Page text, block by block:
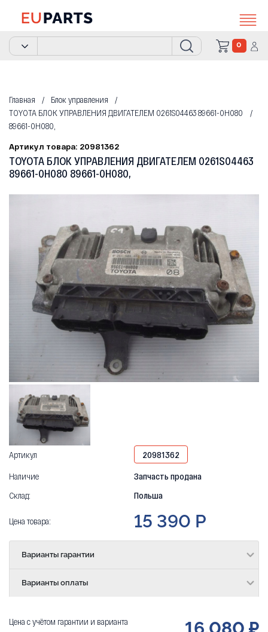
0
Главная
Блок управления
TOYOTA БЛОК УПРАВЛЕНИЯ ДВИГАТЕЛЕМ 0261S04463 89661-0H080
89661-0H080,
Артикул товара: 20981362
TOYOTA БЛОК УПРАВЛЕНИЯ ДВИГАТЕЛЕМ 0261S04463
89661-0H080 89661-0H080,
Артикул
20981362
Наличие
Запчасть продана
Склад:
Польша
Цена товара: 15 390 Р
Варианты гарантии
Варианты оплаты
Цена с учётом гарантии и варианта
16,080 ₽